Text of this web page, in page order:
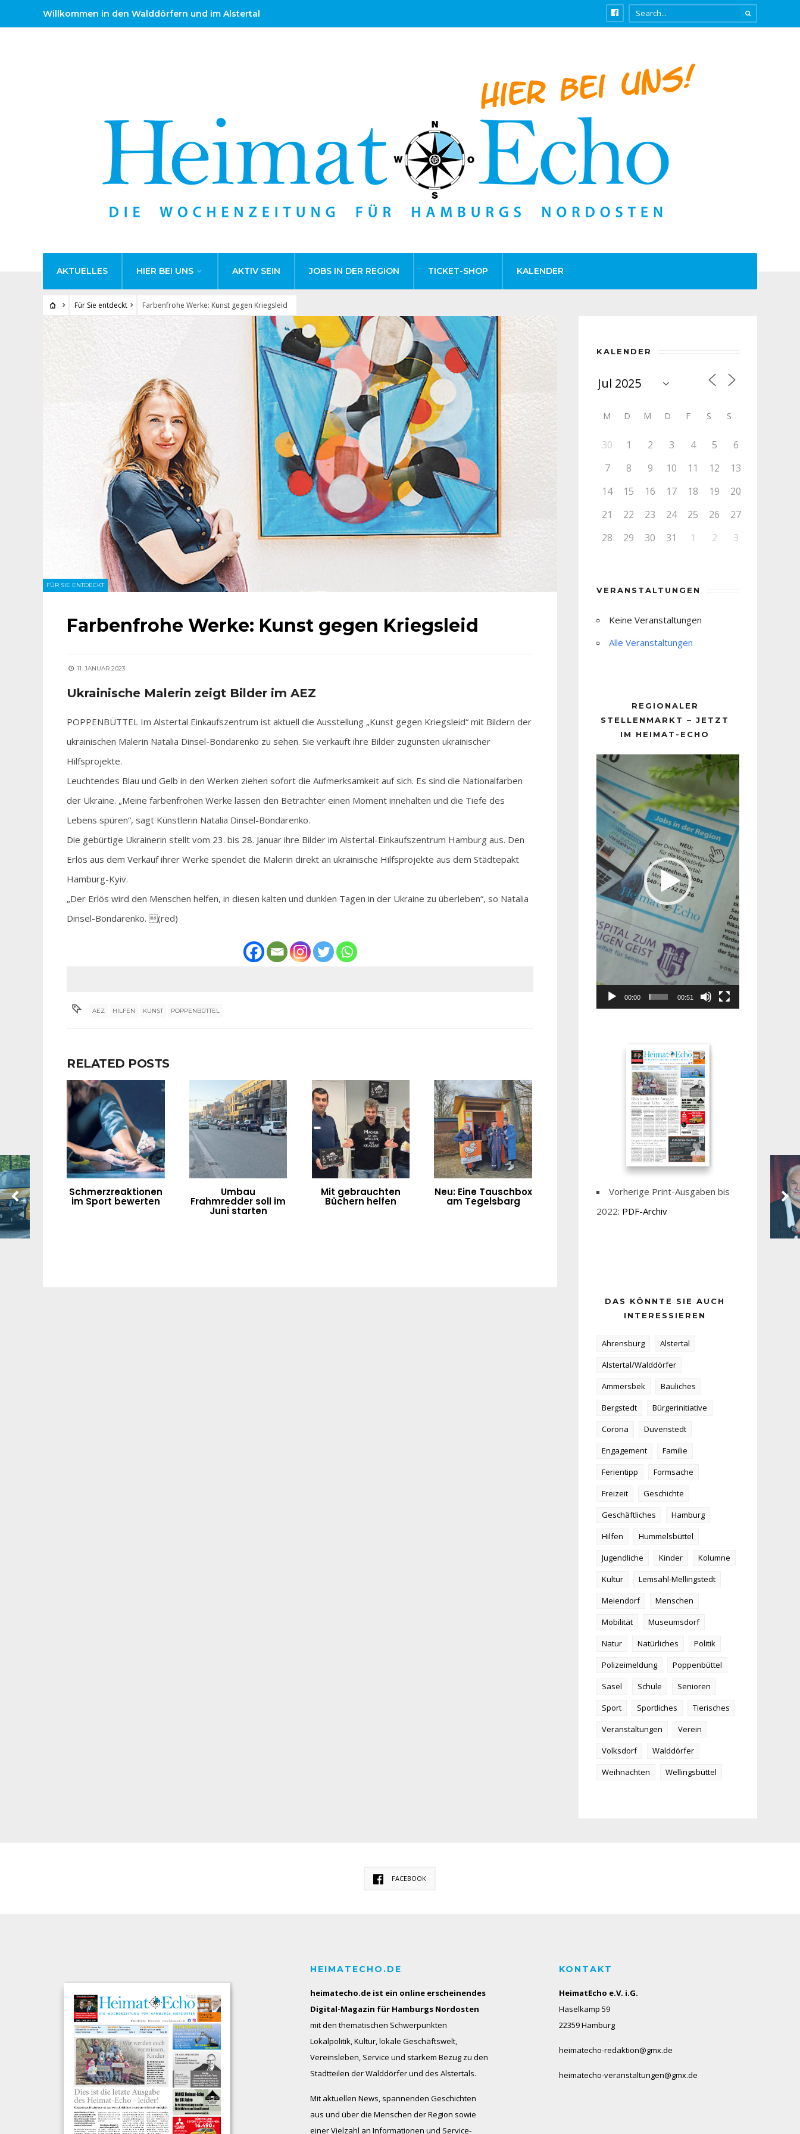
Willkommen in den Walddörfern und im Alstertal
AKTUELLES HIER BEI UNS AKTIV SEIN JOBS IN DER REGION TICKET-SHOP KALENDER
Für Sie entdeckt Farbenfrohe Werke: Kunst gegen Kriegsleid
FÜR SIE ENTDECKT
Farbenfrohe Werke: Kunst gegen Kriegsleid
11. JANUAR 2023
Ukrainische Malerin zeigt Bilder im AEZ
POPPENBÜTTEL Im Alstertal Einkaufszentrum ist aktuell die Ausstellung „Kunst gegen Kriegsleid“ mit Bildern der
ukrainischen Malerin Natalia Dinsel-Bondarenko zu sehen. Sie verkauft ihre Bilder zugunsten ukrainischer
Hilfsprojekte.
Leuchtendes Blau und Gelb in den Werken ziehen sofort die Aufmerksamkeit auf sich. Es sind die Nationalfarben
der Ukraine. „Meine farbenfrohen Werke lassen den Betrachter einen Moment innehalten und die Tiefe des
Lebens spüren“, sagt Künstlerin Natalia Dinsel-Bondarenko.
Die gebürtige Ukrainerin stellt vom 23. bis 28. Januar ihre Bilder im Alstertal-Einkaufszentrum Hamburg aus. Den
Erlös aus dem Verkauf ihrer Werke spendet die Malerin direkt an ukrainische Hilfsprojekte aus dem Städtepakt
Hamburg-Kyiv.
„Der Erlös wird den Menschen helfen, in diesen kalten und dunklen Tagen in der Ukraine zu überleben“, so Natalia
Dinsel-Bondarenko. (red)
AEZ HILFEN KUNST POPPENBÜTTEL
RELATED POSTS
Schmerzreaktionen
im Sport bewerten
Umbau
Frahmredder soll im
Juni starten
Mit gebrauchten
Büchern helfen
Neu: Eine Tauschbox
am Tegelsbarg
KALENDER
M D M D F S S
30 1 2 3 4 5
6
7
8 9 10 11 12
13
14
15 16 17 18 19
20
21
22 23 24 25 26
27
28
29 30 31 1 2 3
VERANSTALTUNGEN
Keine Veranstaltungen
Alle Veranstaltungen
REGIONALER
STELLENMARKT – JETZT
IM HEIMAT-ECHO
Player
00:00 00:51
Vorherige Print-Ausgaben bis
2022: PDF-Archiv
DAS KÖNNTE SIE AUCH
INTERESSIEREN
Ahrensburg
Alstertal
Alstertal/Walddörfer
Ammersbek
Bauliches
Bergstedt
Bürgerinitiative
Corona
Duvenstedt
Engagement
Familie
Ferientipp
Formsache
Freizeit
Geschichte
Geschäftliches
Hamburg
Hilfen
Hummelsbüttel
Jugendliche
Kinder
Kolumne
Kultur
Lemsahl-Mellingstedt
Meiendorf
Menschen
Mobilität
Museumsdorf
Natur
Natürliches
Politik
Polizeimeldung
Poppenbüttel
Sasel
Schule
Senioren
Sport
Sportliches
Tierisches
Veranstaltungen
Verein
Volksdorf
Walddörfer
Weihnachten
Wellingsbüttel
FACEBOOK
HEIMATECHO.DE
heimatecho.de ist ein online erscheinendes
Digital-Magazin für Hamburgs Nordosten
mit den thematischen Schwerpunkten
Lokalpolitik, Kultur, lokale Geschäftswelt,
Vereinsleben, Service und starkem Bezug zu den
Stadtteilen der Walddörfer und des Alstertals.
Mit aktuellen News, spannenden Geschichten
aus und über die Menschen der Region sowie
einer Vielzahl an Informationen und Service-
KONTAKT
HeimatEcho e.V. i.G.
Haselkamp 59
22359 Hamburg
heimatecho-redaktion@gmx.de
heimatecho-veranstaltungen@gmx.de